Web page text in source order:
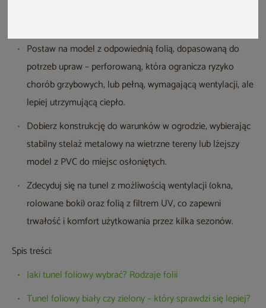
Postaw na model z odpowiednią folią, dopasowaną do
potrzeb upraw – perforowaną, która ogranicza ryzyko
chorób grzybowych, lub pełną, wymagającą wentylacji, ale
lepiej utrzymującą ciepło.
Dobierz konstrukcję do warunków w ogrodzie, wybierając
stabilny stelaż metalowy na wietrzne tereny lub lżejszy
model z PVC do miejsc osłoniętych.
Zdecyduj się na tunel z możliwością wentylacji (okna,
rolowane boki) oraz folią z filtrem UV, co zapewni
trwałość i komfort użytkowania przez kilka sezonów.
Spis treści:
Jaki tunel foliowy wybrać? Rodzaje folii
Tunel foliowy biały czy zielony – który sprawdzi się lepiej?